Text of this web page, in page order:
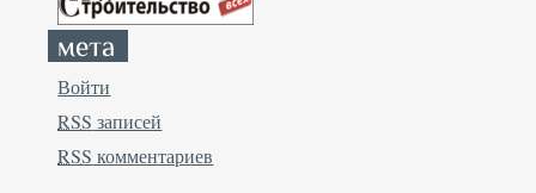
Войти
RSS записей
RSS комментариев